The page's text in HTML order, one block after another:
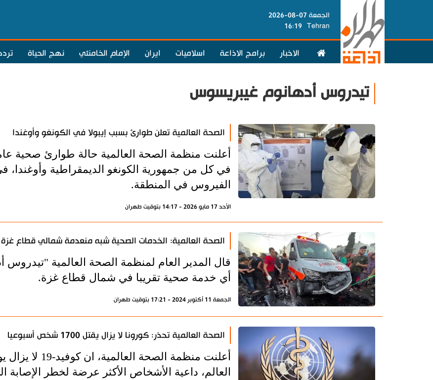
الجمعة 07-08-2026
Tehran
16:19
الاخبار برامج الاذاعة اسلاميات ايران الإمام الخامنئي نهج الحياة
تيدروس أدهانوم غيبريسوس
الصحة العالمية تعلن طوارئ بسبب إيبولا في الكونغو وأوغندا
أعلنت منظمة الصحة العالمية حالة طوارئ صحية
في كل من جمهورية الكونغو الديمقراطية
الفيروس في المنطقة.
الأحد 17 مايو 2026 - 14:17 بتوقيت طهران
الصحة العالمية: الخدمات الصحية شبه منعدمة شمالي قطاع غزة
قال المدير العام لمنظمة الصحة العالمية "تيدروس
أي خدمة صحية تقريبا في شمال قطاع غزة.
الجمعة 11 أكتوبر 2024 - 17:21 بتوقيت طهران
الصحة العالمية تحذر: كورونا لا يزال يقتل 1700 شخص أسبوعيا
العالم، داعية الأشخاص الأكثر عرضة لخطر